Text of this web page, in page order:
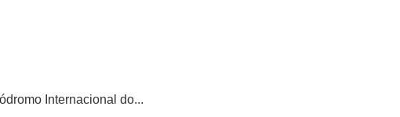
Internacional do...